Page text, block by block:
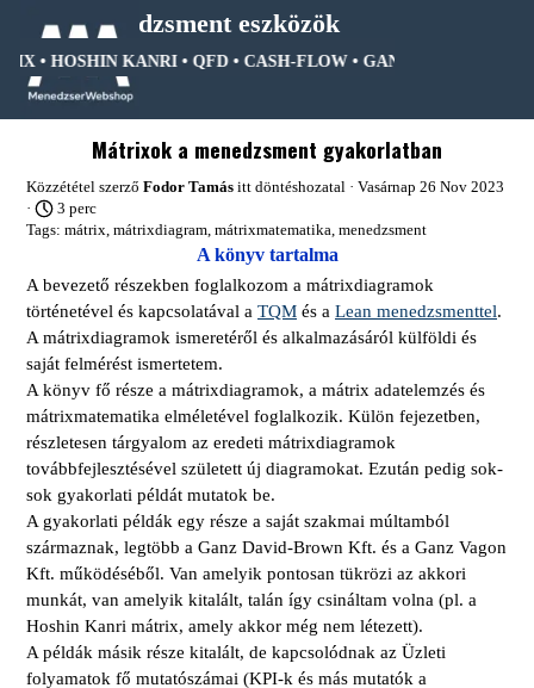
Menedzsment eszközök
• HOSHIN KANRI • QFD • CASH-FLOW • GANTT DIAGRAM •
Ugrás a menüre
Mátrixok a menedzsment gyakorlatban
Közzététel szerző Fodor Tamás itt döntéshozatal · Vasárnap 26 Nov 2023
·
3 perc
Tags: mátrix, mátrixdiagram, mátrixmatematika, menedzsment
A könyv tartalma
A bevezető részekben foglalkozom a mátrixdiagramok
történetével és kapcsolatával a TQM és a Lean menedzsmenttel.
A mátrixdiagramok ismeretéről és alkalmazásáról külföldi és
saját felmérést ismertetem.
A könyv fő része a mátrixdiagramok, a mátrix adatelemzés és
mátrixmatematika elméletével foglalkozik. Külön fejezetben,
részletesen tárgyalom az eredeti mátrixdiagramok
továbbfejlesztésével született új diagramokat. Ezután pedig sok-
sok gyakorlati példát mutatok be.
A gyakorlati példák egy része a saját szakmai múltamból
származnak, legtöbb a Ganz David-Brown Kft. és a Ganz Vagon
Kft. működéséből. Van amelyik pontosan tükrözi az akkori
munkát, van amelyik kitalált, talán így csináltam volna (pl. a
Hoshin Kanri mátrix, amely akkor még nem létezett).
A példák másik része kitalált, de kapcsolódnak az Üzleti
folyamatok fő mutatószámai (KPI-k és más mutatók a